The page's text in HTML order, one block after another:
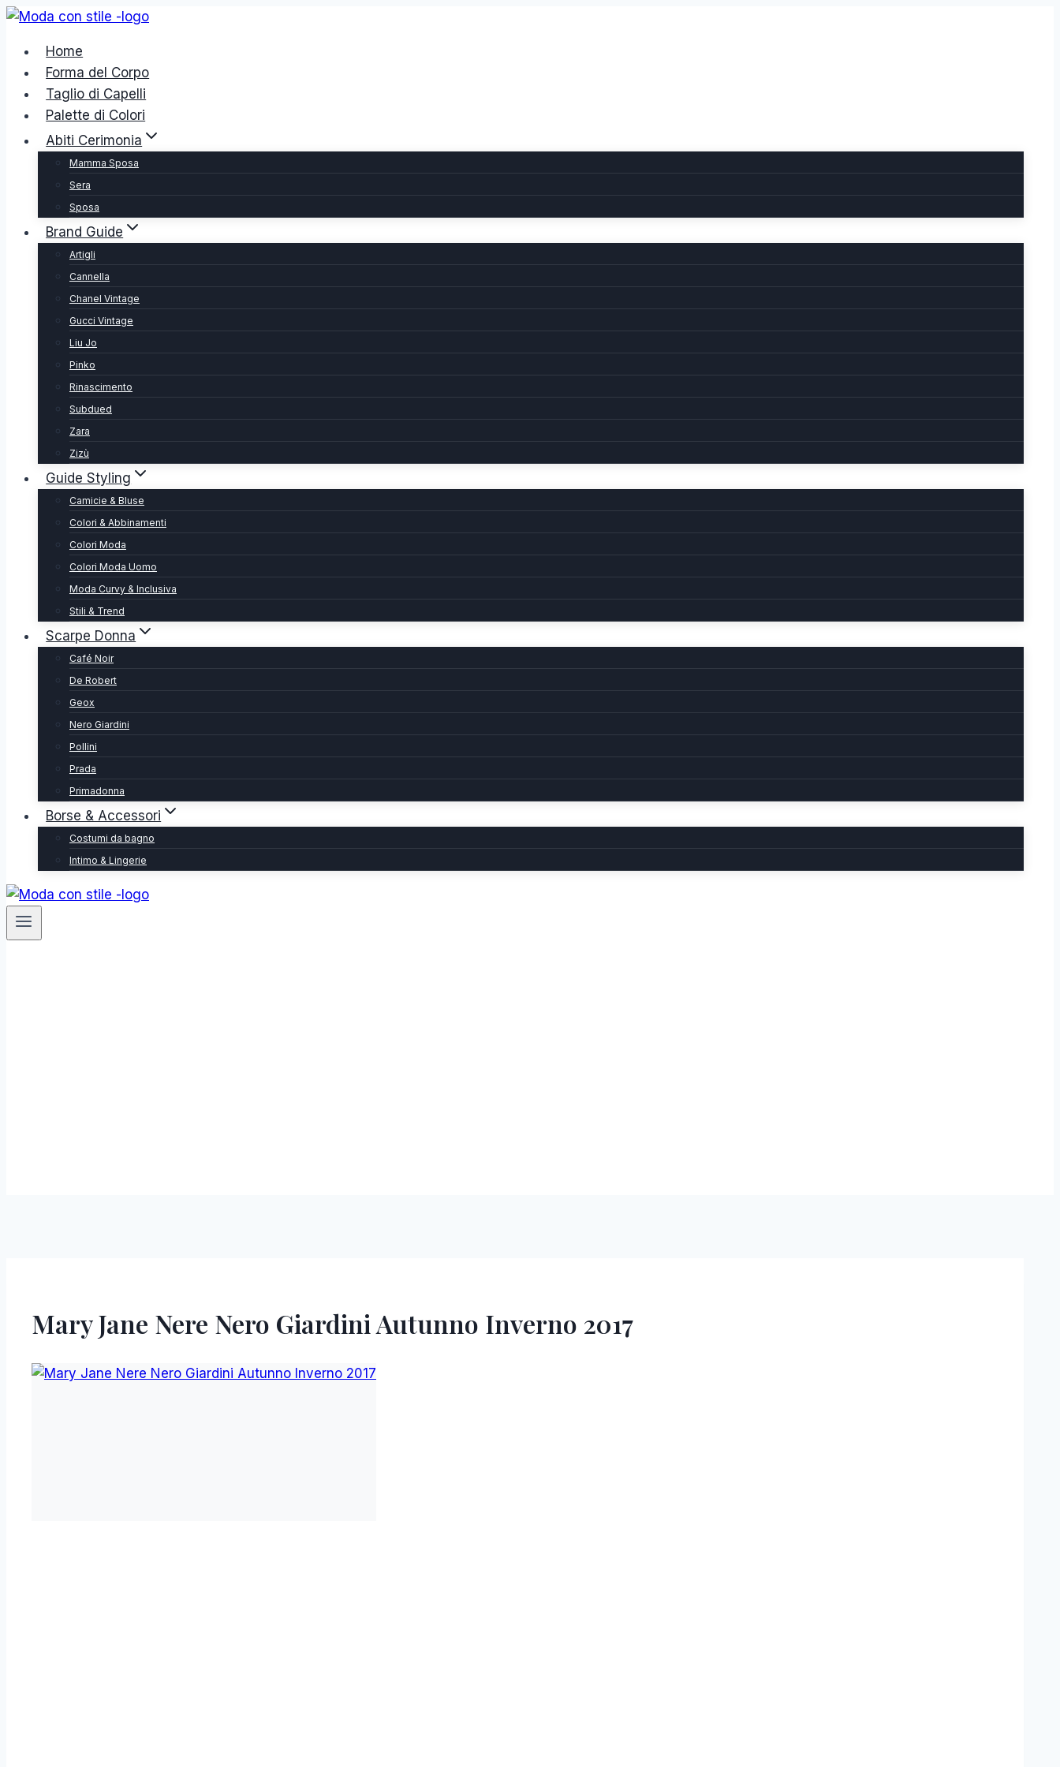
Salta
contenuto
Home
Forma del Corpo
Taglio di Capelli
Palette di Colori
Abiti Cerimonia
Mamma Sposa
Sera
Sposa
Brand Guide
Artigli
Cannella
Chanel Vintage
Gucci Vintage
Liu Jo
Pinko
Rinascimento
Subdued
Zara
Zizù
Guide Styling
Camicie & Bluse
Colori & Abbinamenti
Colori Moda
Colori Moda Uomo
Moda Curvy & Inclusiva
Stili & Trend
Scarpe Donna
Café Noir
De Robert
Geox
Nero Giardini
Pollini
Prada
Primadonna
Borse & Accessori
Costumi da bagno
Intimo & Lingerie
Mary Jane Nere Nero Giardini Autunno Inverno 2017